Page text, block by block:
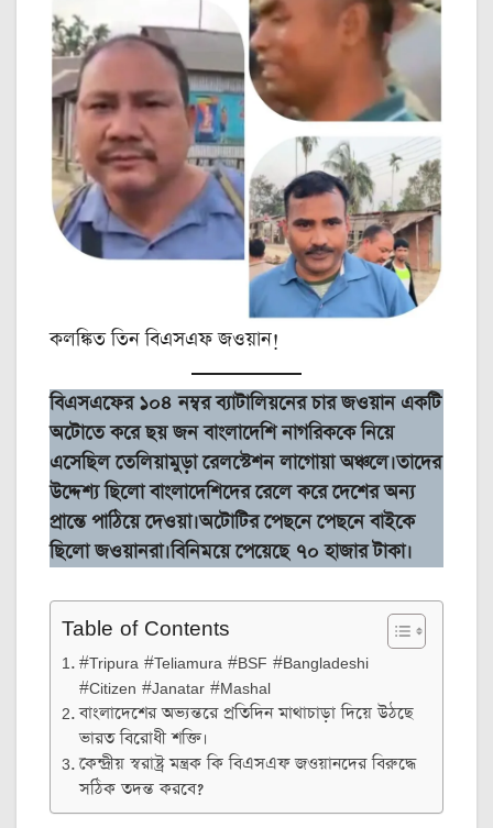
কলঙ্কিত তিন বিএসএফ জওয়ান!
বিএসএফের ১০৪ নম্বর ব্যাটালিয়নের চার জওয়ান একটি
অটোতে করে ছয় জন বাংলাদেশি নাগরিককে নিয়ে
এসেছিল তেলিয়ামুড়া রেলস্টেশন লাগোয়া অঞ্চলে।তাদের
উদ্দেশ্য ছিলো বাংলাদেশিদের রেলে করে দেশের অন্য
প্রান্তে পাঠিয়ে দেওয়া।অটোটির পেছনে পেছনে বাইকে
ছিলো জওয়ানরা।বিনিময়ে পেয়েছে ৭০ হাজার টাকা।
Table of Contents
#Tripura #Teliamura #BSF #Bangladeshi
#Citizen #Janatar #Mashal
বাংলাদেশের অভ্যন্তরে প্রতিদিন মাথাচাড়া দিয়ে উঠছে
ভারত বিরোধী শক্তি।
কেন্দ্রীয় স্বরাষ্ট্র মন্ত্রক কি বিএসএফ জওয়ানদের বিরুদ্ধে
সঠিক তদন্ত করবে?